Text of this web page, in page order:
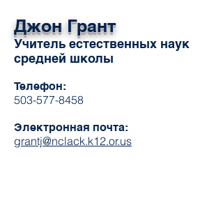
Джон Грант
Учитель естественных наук
средней школы
Телефон:
503-577-8458
Электронная почта:
grantj@nclack.k12.or.us